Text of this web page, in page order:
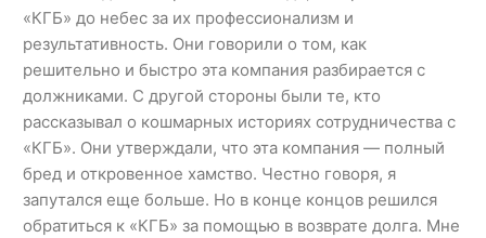
«КГБ» до небес за их профессионализм и
результативность. Они говорили о том, как
решительно и быстро эта компания разбирается с
должниками. С другой стороны были те, кто
рассказывал о кошмарных историях сотрудничества с
«КГБ». Они утверждали, что эта компания — полный
бред и откровенное хамство. Честно говоря, я
запутался еще больше. Но в конце концов решился
обратиться к «КГБ» за помощью в возврате долга. Мне